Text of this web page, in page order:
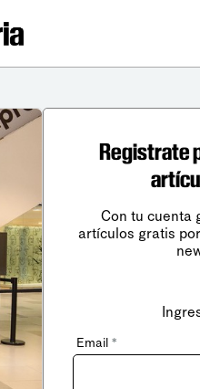
Registrate
Con tu cuenta
artículos gratis
Email *